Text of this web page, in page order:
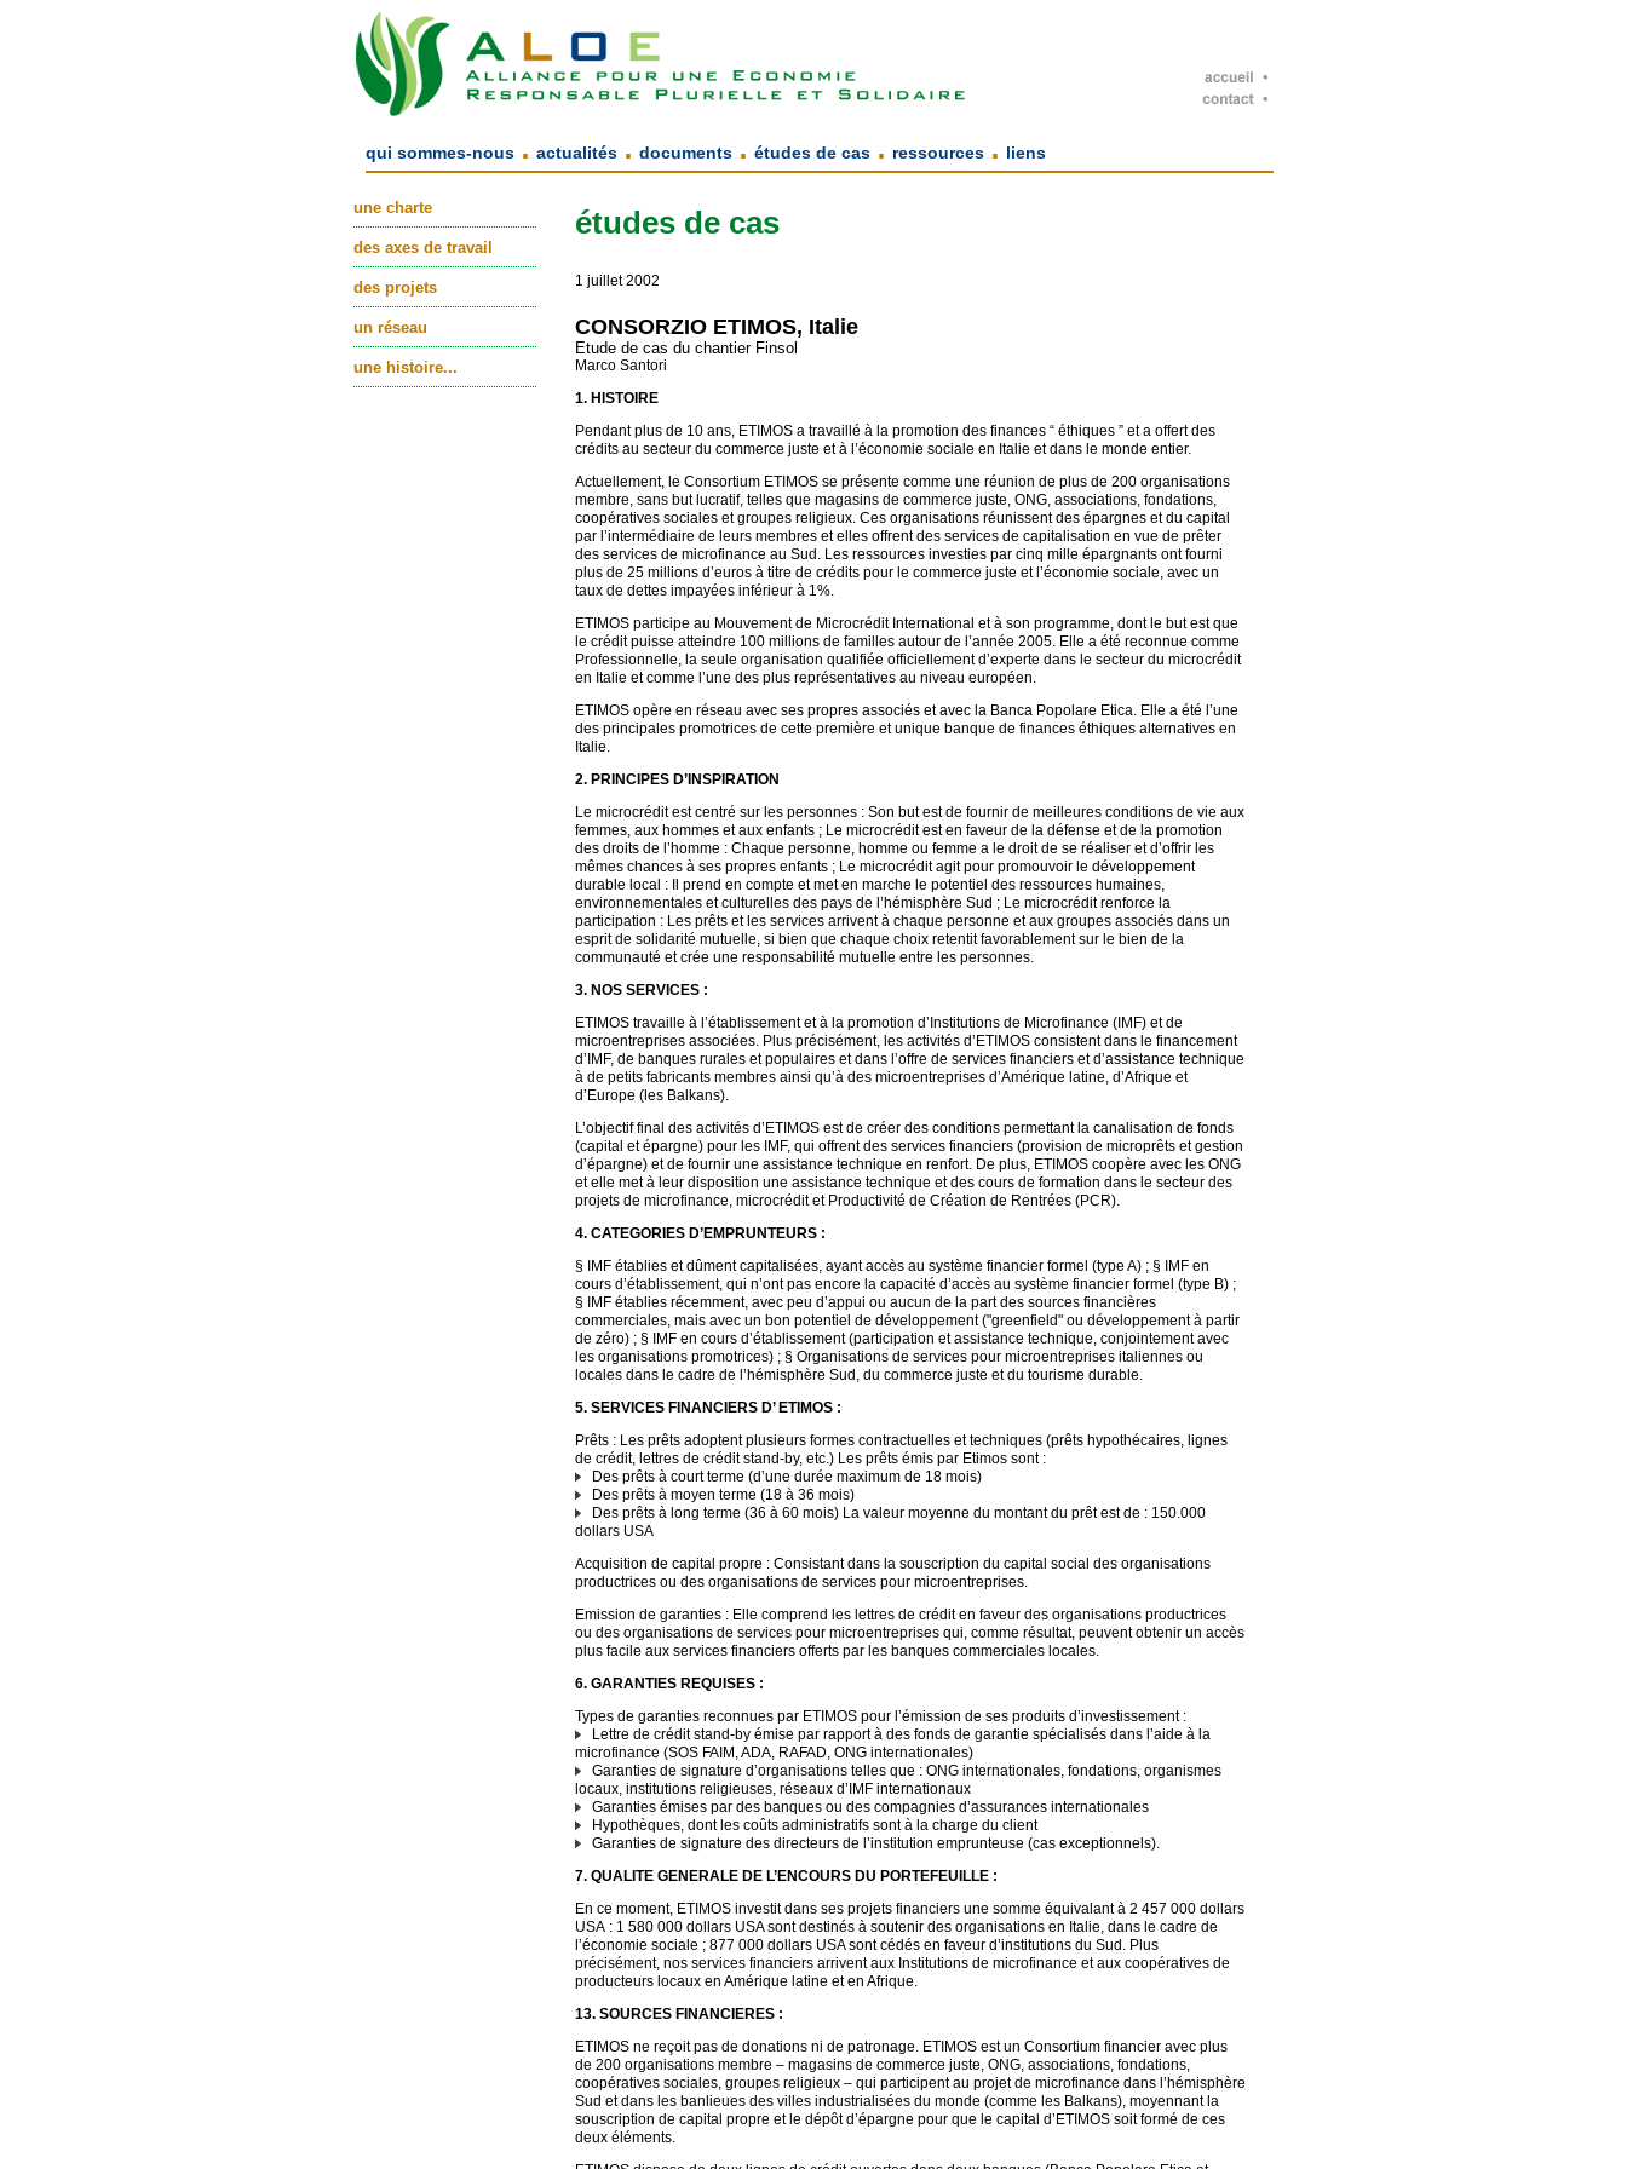
qui sommes-nous . actualités . documents . études de cas . ressources . liens
une charte
des axes de travail
des projets
un réseau
une histoire...
études de cas
1 juillet 2002
CONSORZIO ETIMOS, Italie
Etude de cas du chantier Finsol
Marco Santori
1. HISTOIRE
Pendant plus de 10 ans, ETIMOS a travaillé à la promotion des finances “ éthiques ” et a offert des
crédits au secteur du commerce juste et à l’économie sociale en Italie et dans le monde entier.
Actuellement, le Consortium ETIMOS se présente comme une réunion de plus de 200 organisations
membre, sans but lucratif, telles que magasins de commerce juste, ONG, associations, fondations,
coopératives sociales et groupes religieux. Ces organisations réunissent des épargnes et du capital
par l’intermédiaire de leurs membres et elles offrent des services de capitalisation en vue de prêter
des services de microfinance au Sud. Les ressources investies par cinq mille épargnants ont fourni
plus de 25 millions d’euros à titre de crédits pour le commerce juste et l’économie sociale, avec un
taux de dettes impayées inférieur à 1%.
ETIMOS participe au Mouvement de Microcrédit International et à son programme, dont le but est que
le crédit puisse atteindre 100 millions de familles autour de l’année 2005. Elle a été reconnue comme
Professionnelle, la seule organisation qualifiée officiellement d’experte dans le secteur du microcrédit
en Italie et comme l’une des plus représentatives au niveau européen.
ETIMOS opère en réseau avec ses propres associés et avec la Banca Popolare Etica. Elle a été l’une
des principales promotrices de cette première et unique banque de finances éthiques alternatives en
Italie.
2. PRINCIPES D’INSPIRATION
Le microcrédit est centré sur les personnes : Son but est de fournir de meilleures conditions de vie aux
femmes, aux hommes et aux enfants ; Le microcrédit est en faveur de la défense et de la promotion
des droits de l’homme : Chaque personne, homme ou femme a le droit de se réaliser et d’offrir les
mêmes chances à ses propres enfants ; Le microcrédit agit pour promouvoir le développement
durable local : Il prend en compte et met en marche le potentiel des ressources humaines,
environnementales et culturelles des pays de l’hémisphère Sud ; Le microcrédit renforce la
participation : Les prêts et les services arrivent à chaque personne et aux groupes associés dans un
esprit de solidarité mutuelle, si bien que chaque choix retentit favorablement sur le bien de la
communauté et crée une responsabilité mutuelle entre les personnes.
3. NOS SERVICES :
ETIMOS travaille à l’établissement et à la promotion d’Institutions de Microfinance (IMF) et de
microentreprises associées. Plus précisément, les activités d’ETIMOS consistent dans le financement
d’IMF, de banques rurales et populaires et dans l’offre de services financiers et d’assistance technique
à de petits fabricants membres ainsi qu’à des microentreprises d’Amérique latine, d’Afrique et
d’Europe (les Balkans).
L’objectif final des activités d’ETIMOS est de créer des conditions permettant la canalisation de fonds
(capital et épargne) pour les IMF, qui offrent des services financiers (provision de microprêts et gestion
d’épargne) et de fournir une assistance technique en renfort. De plus, ETIMOS coopère avec les ONG
et elle met à leur disposition une assistance technique et des cours de formation dans le secteur des
projets de microfinance, microcrédit et Productivité de Création de Rentrées (PCR).
4. CATEGORIES D’EMPRUNTEURS :
§ IMF établies et dûment capitalisées, ayant accès au système financier formel (type A) ; § IMF en
cours d’établissement, qui n’ont pas encore la capacité d’accès au système financier formel (type B) ;
§ IMF établies récemment, avec peu d’appui ou aucun de la part des sources financières
commerciales, mais avec un bon potentiel de développement ("greenfield" ou développement à partir
de zéro) ; § IMF en cours d’établissement (participation et assistance technique, conjointement avec
les organisations promotrices) ; § Organisations de services pour microentreprises italiennes ou
locales dans le cadre de l’hémisphère Sud, du commerce juste et du tourisme durable.
5. SERVICES FINANCIERS D’ ETIMOS :
Prêts : Les prêts adoptent plusieurs formes contractuelles et techniques (prêts hypothécaires, lignes
de crédit, lettres de crédit stand-by, etc.) Les prêts émis par Etimos sont :
Des prêts à court terme (d’une durée maximum de 18 mois)
Des prêts à moyen terme (18 à 36 mois)
Des prêts à long terme (36 à 60 mois) La valeur moyenne du montant du prêt est de : 150.000
dollars USA
Acquisition de capital propre : Consistant dans la souscription du capital social des organisations
productrices ou des organisations de services pour microentreprises.
Emission de garanties : Elle comprend les lettres de crédit en faveur des organisations productrices
ou des organisations de services pour microentreprises qui, comme résultat, peuvent obtenir un accès
plus facile aux services financiers offerts par les banques commerciales locales.
6. GARANTIES REQUISES :
Types de garanties reconnues par ETIMOS pour l’émission de ses produits d’investissement :
Lettre de crédit stand-by émise par rapport à des fonds de garantie spécialisés dans l’aide à la
microfinance (SOS FAIM, ADA, RAFAD, ONG internationales)
Garanties de signature d’organisations telles que : ONG internationales, fondations, organismes
locaux, institutions religieuses, réseaux d’IMF internationaux
Garanties émises par des banques ou des compagnies d’assurances internationales
Hypothèques, dont les coûts administratifs sont à la charge du client
Garanties de signature des directeurs de l’institution emprunteuse (cas exceptionnels).
7. QUALITE GENERALE DE L’ENCOURS DU PORTEFEUILLE :
En ce moment, ETIMOS investit dans ses projets financiers une somme équivalant à 2 457 000 dollars
USA : 1 580 000 dollars USA sont destinés à soutenir des organisations en Italie, dans le cadre de
l’économie sociale ; 877 000 dollars USA sont cédés en faveur d’institutions du Sud. Plus
précisément, nos services financiers arrivent aux Institutions de microfinance et aux coopératives de
producteurs locaux en Amérique latine et en Afrique.
13. SOURCES FINANCIERES :
ETIMOS ne reçoit pas de donations ni de patronage. ETIMOS est un Consortium financier avec plus
de 200 organisations membre – magasins de commerce juste, ONG, associations, fondations,
coopératives sociales, groupes religieux – qui participent au projet de microfinance dans l’hémisphère
Sud et dans les banlieues des villes industrialisées du monde (comme les Balkans), moyennant la
souscription de capital propre et le dépôt d’épargne pour que le capital d’ETIMOS soit formé de ces
deux éléments.